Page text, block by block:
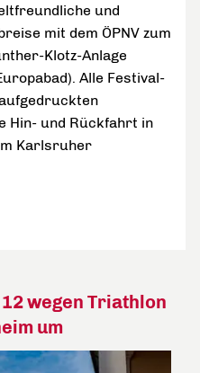
und
mit dem ÖPNV zum
Klotz-Anlage
Alle Festival-
Hin- und Rückfahrt in
Karlsruher
wegen Triathlon
um